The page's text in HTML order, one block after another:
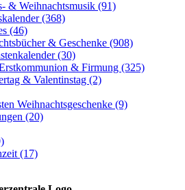
& Weihnachtsmusik (91)
(368)
(46)
& Geschenke (908)
(30)
& Firmung (325)
& Valentinstag (2)
Weihnachtsgeschenke (9)
(20)
(17)